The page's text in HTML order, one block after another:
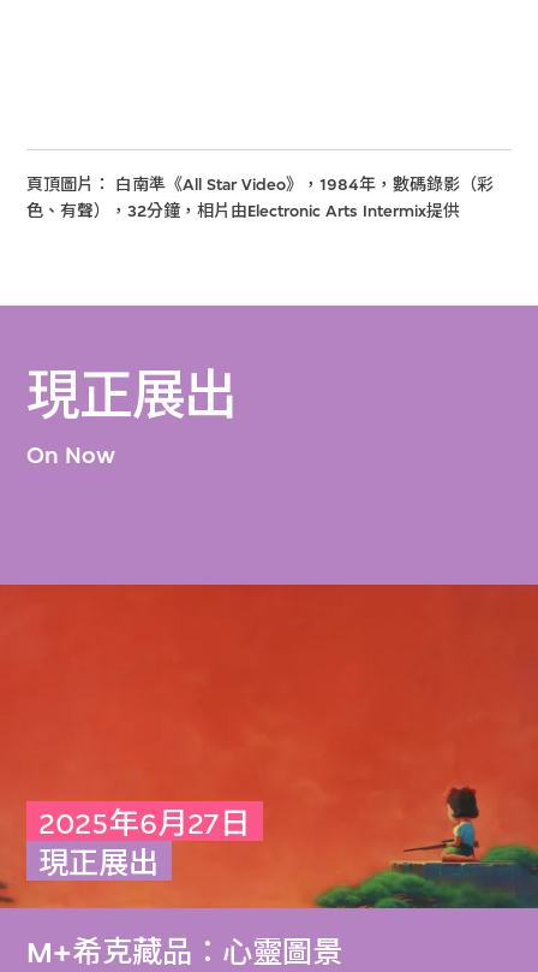
頁頂圖片： 白南準《All Star Video》，1984年，數碼錄影（彩
色、有聲），32分鐘，相片由Electronic Arts Intermix提供
現正展出
On Now
2025年6月27日
現正展出
M+希克藏品：心靈圖景